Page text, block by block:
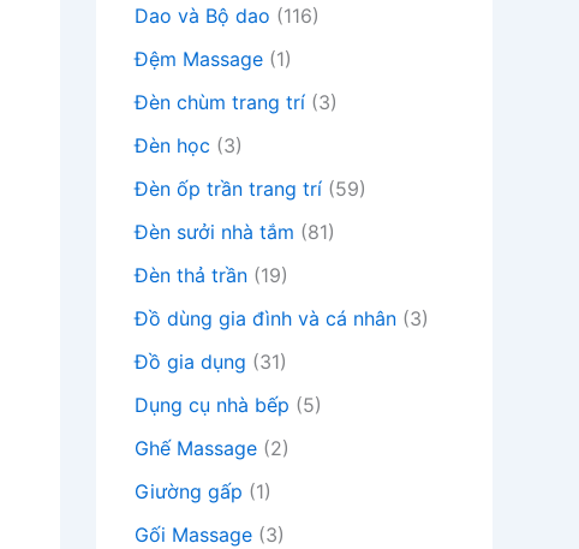
Dao và Bộ dao (116)
Đệm Massage (1)
Đèn chùm trang trí (3)
Đèn học (3)
Đèn ốp trần trang trí (59)
Đèn sưởi nhà tắm (81)
Đèn thả trần (19)
Đồ dùng gia đình và cá nhân (3)
Đồ gia dụng (31)
Dụng cụ nhà bếp (5)
Ghế Massage (2)
Giường gấp (1)
Gối Massage (3)